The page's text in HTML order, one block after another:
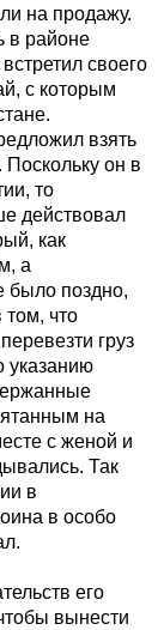
на продажу.
в районе
своего
с которым
взять
он в
то
действовал
как
а
было поздно,
что
груз
указанию
на
с женой и
Так
в
в особо
его
вынести